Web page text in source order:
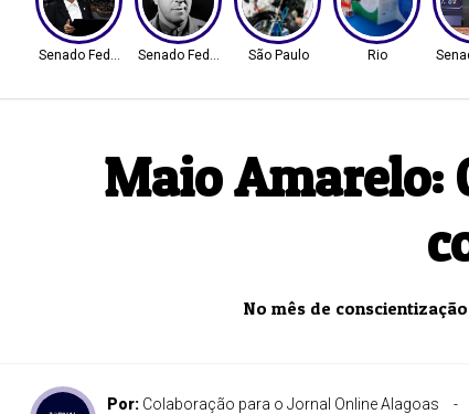
Senado Federal Senado Federal São Paulo Rio
Maio Amarelo:
No mês de
Por: Colaboração para o Jornal Online Alagoas